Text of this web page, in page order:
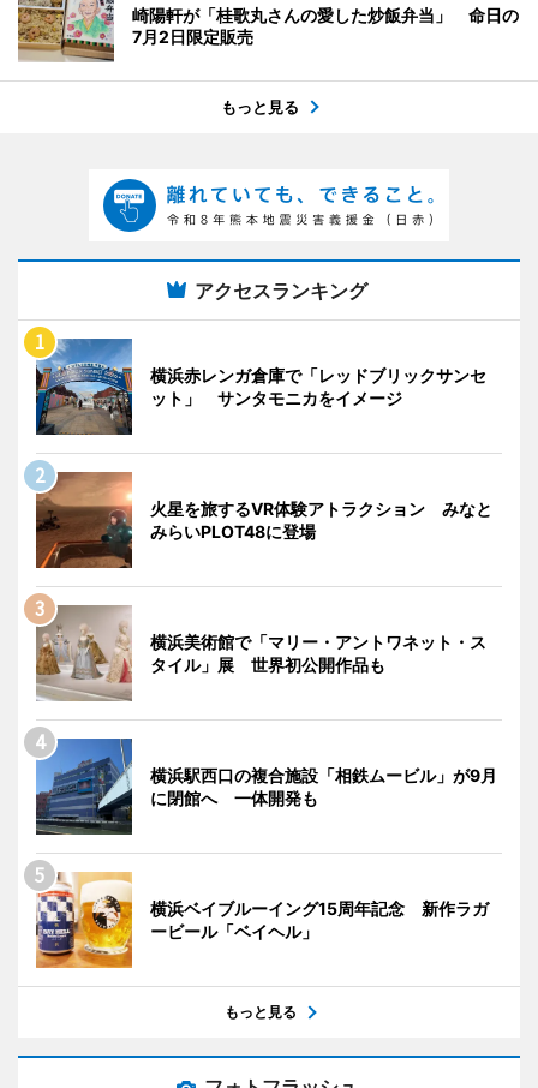
崎陽軒が「桂歌丸さんの愛した炒飯弁当」 命日の
7月2日限定販売
もっと見る
アクセスランキング
横浜赤レンガ倉庫で「レッドブリックサンセ
ット」 サンタモニカをイメージ
火星を旅するVR体験アトラクション みなと
みらいPLOT48に登場
横浜美術館で「マリー・アントワネット・ス
タイル」展 世界初公開作品も
横浜駅西口の複合施設「相鉄ムービル」が9月
に閉館へ 一体開発も
横浜ベイブルーイング15周年記念 新作ラガ
ービール「ベイヘル」
もっと見る